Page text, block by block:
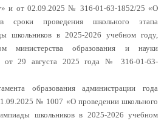
и от 02.09.2025 № 316-01-63-1852/25 «О
сроки проведения школьного этапа
школьников в 2025-2026 учебном году,
министерства образования и науки
от 29 августа 2025 года № 316-01-63-
образования администрации года
№ 1007 «О проведении школьного
школьников в 2025-2026 учебном